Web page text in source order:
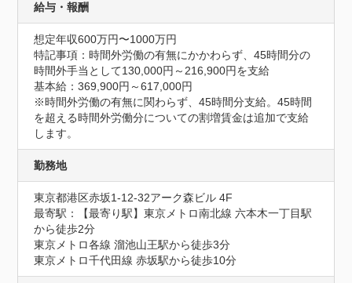
給与・報酬
想定年収600万円〜1000万円
特記事項：時間外労働の有無にかかわらず、45時間分の
時間外手当として130,000円～216,900円を支給
基本給：369,900円～617,000円
※時間外労働の有無に関わらず、45時間分支給。45時間
を超える時間外労働分についての割増賃金は追加で支給
します。
勤務地
東京都港区赤坂1-12-32アーク森ビル 4F
最寄駅：【最寄り駅】東京メトロ南北線 六本木一丁目駅
から徒歩2分
東京メトロ各線 溜池山王駅から徒歩3分
東京メトロ千代田線 赤坂駅から徒歩10分